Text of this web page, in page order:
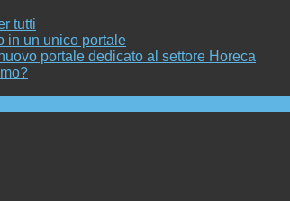
tutti
in un unico portale
portale dedicato al settore Horeca